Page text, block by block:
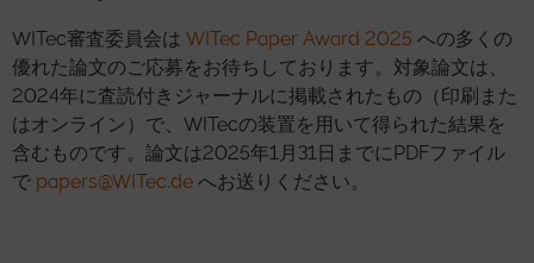
WITec審査委員会は WITec Paper Award 2025 への多くの
優れた論文のご応募をお待ちしております。対象論文は、
2024年に査読付きジャーナルに掲載されたもの（印刷また
はオンライン）で、WITecの装置を用いて得られた結果を
含むものです。論文は2025年1月31日までにPDFファイル
で papers@WITec.de へお送りください。